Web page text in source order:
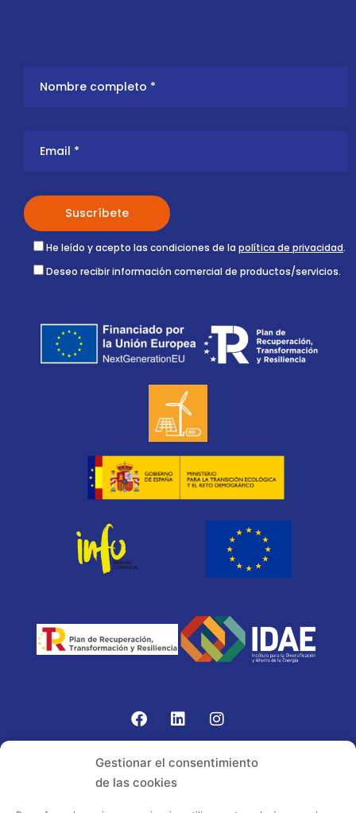
Gestionar el consentimiento
de las cookies
He leído y acepto las condiciones de la política de privacidad.
Deseo recibir información comercial de productos/servicios.